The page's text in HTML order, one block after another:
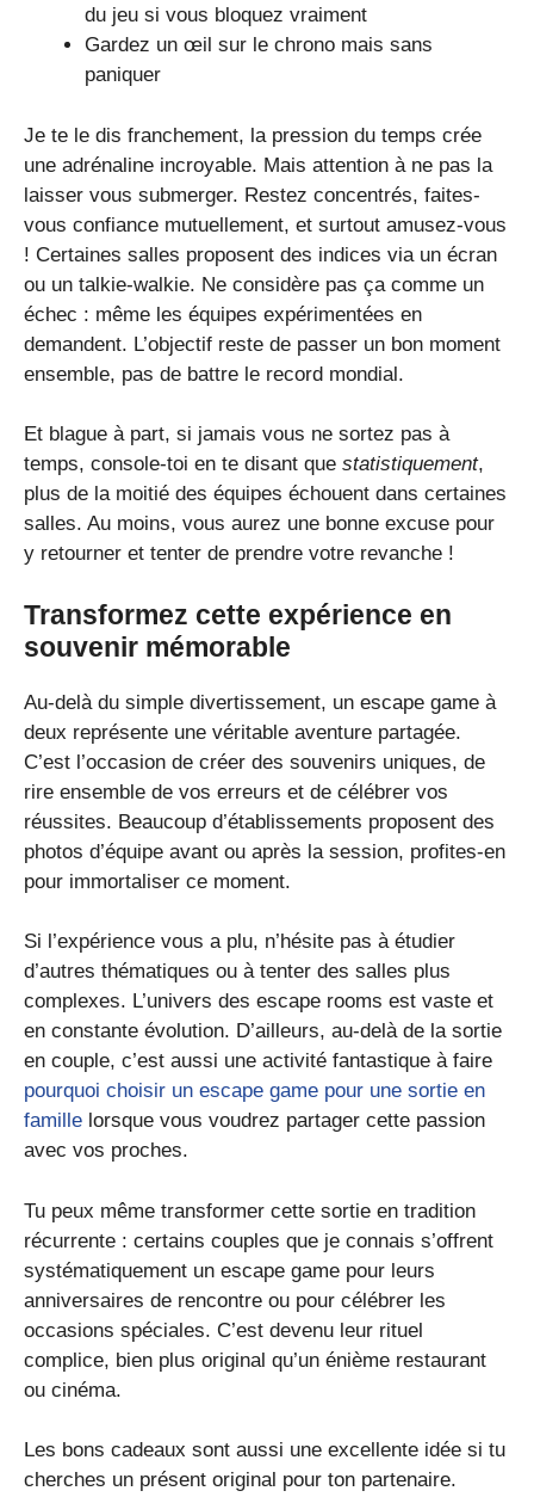
du jeu si vous bloquez vraiment
Gardez un œil sur le chrono mais sans
paniquer
Je te le dis franchement, la pression du temps crée
une adrénaline incroyable. Mais attention à ne pas la
laisser vous submerger. Restez concentrés, faites-
vous confiance mutuellement, et surtout amusez-vous
! Certaines salles proposent des indices via un écran
ou un talkie-walkie. Ne considère pas ça comme un
échec : même les équipes expérimentées en
demandent. L’objectif reste de passer un bon moment
ensemble, pas de battre le record mondial.
Et blague à part, si jamais vous ne sortez pas à
temps, console-toi en te disant que statistiquement,
plus de la moitié des équipes échouent dans certaines
salles. Au moins, vous aurez une bonne excuse pour
y retourner et tenter de prendre votre revanche !
Transformez cette expérience en
souvenir mémorable
Au-delà du simple divertissement, un escape game à
deux représente une véritable aventure partagée.
C’est l’occasion de créer des souvenirs uniques, de
rire ensemble de vos erreurs et de célébrer vos
réussites. Beaucoup d’établissements proposent des
photos d’équipe avant ou après la session, profites-en
pour immortaliser ce moment.
Si l’expérience vous a plu, n’hésite pas à étudier
d’autres thématiques ou à tenter des salles plus
complexes. L’univers des escape rooms est vaste et
en constante évolution. D’ailleurs, au-delà de la sortie
en couple, c’est aussi une activité fantastique à faire
pourquoi choisir un escape game pour une sortie en
famille lorsque vous voudrez partager cette passion
avec vos proches.
Tu peux même transformer cette sortie en tradition
récurrente : certains couples que je connais s’offrent
systématiquement un escape game pour leurs
anniversaires de rencontre ou pour célébrer les
occasions spéciales. C’est devenu leur rituel
complice, bien plus original qu’un énième restaurant
ou cinéma.
Les bons cadeaux sont aussi une excellente idée si tu
cherches un présent original pour ton partenaire.